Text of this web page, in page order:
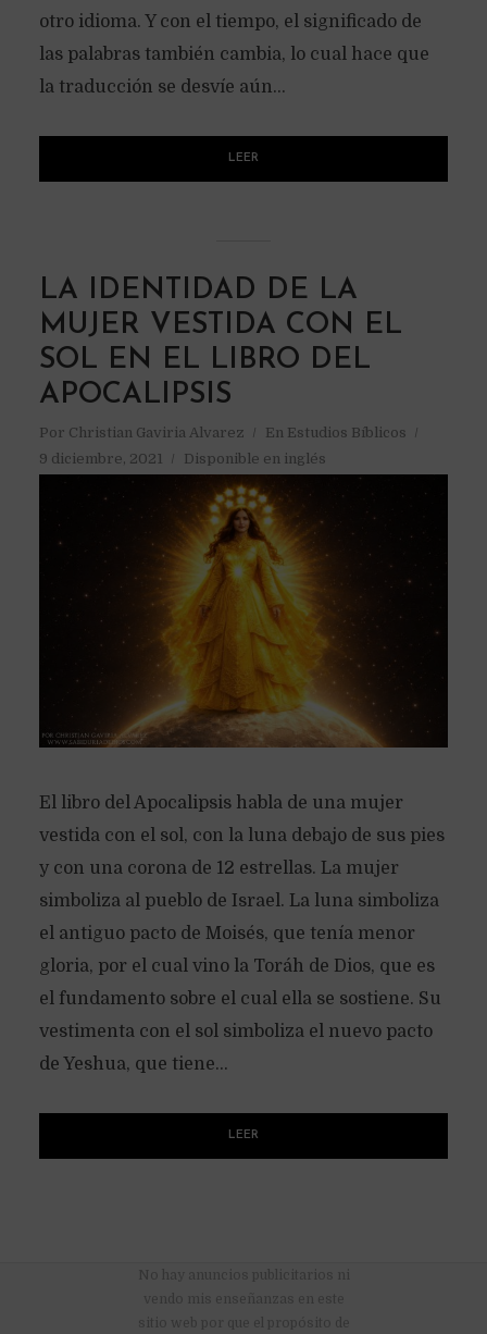
otro idioma. Y con el tiempo, el significado de
las palabras también cambia, lo cual hace que
la traducción se desvíe aún...
LEER
LA IDENTIDAD DE LA
MUJER VESTIDA CON EL
SOL EN EL LIBRO DEL
APOCALIPSIS
Por Christian Gaviria Alvarez En Estudios Bíblicos
9 diciembre, 2021
Disponible en inglés
El libro del Apocalipsis habla de una mujer
vestida con el sol, con la luna debajo de sus pies
y con una corona de 12 estrellas. La mujer
simboliza al pueblo de Israel. La luna simboliza
el antiguo pacto de Moisés, que tenía menor
gloria, por el cual vino la Toráh de Dios, que es
el fundamento sobre el cual ella se sostiene. Su
vestimenta con el sol simboliza el nuevo pacto
de Yeshua, que tiene...
LEER
No hay anuncios publicitarios ni
vendo mis enseñanzas en este
sitio web por que el propósito de